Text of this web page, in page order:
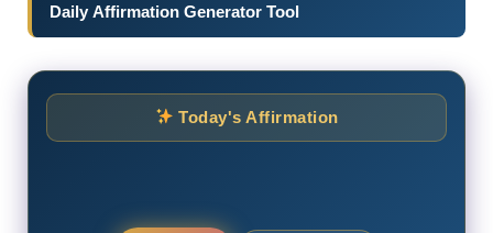
Daily Affirmation Generator Tool
Today's Affirmation